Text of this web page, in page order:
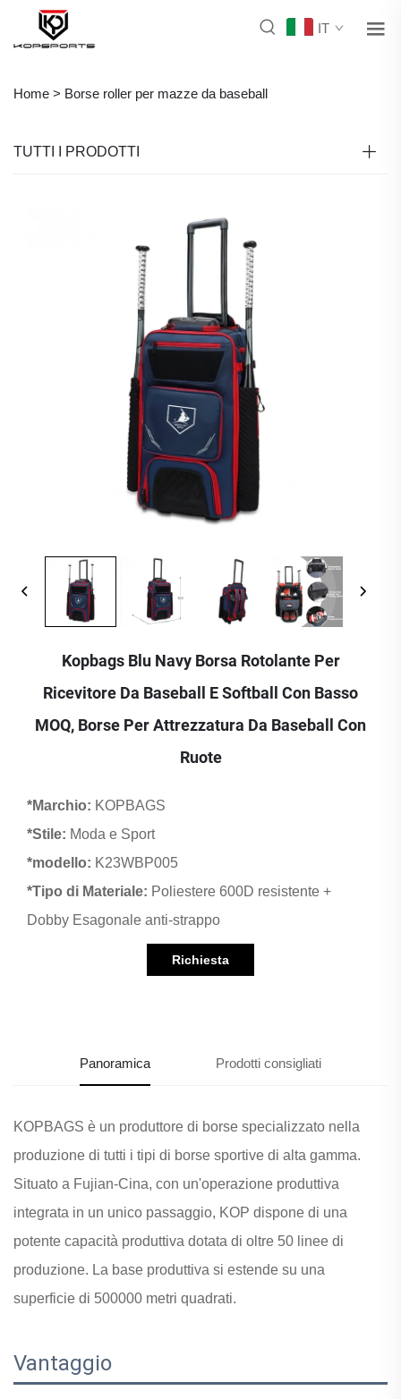
IT
Home > Borse roller per mazze da baseball
TUTTI I PRODOTTI
Kopbags Blu Navy Borsa Rotolante Per
Ricevitore Da Baseball E Softball Con Basso
MOQ, Borse Per Attrezzatura Da Baseball Con
Ruote
*Marchio: KOPBAGS
*Stile: Moda e Sport
*modello: K23WBP005
*Tipo di Materiale: Poliestere 600D resistente +
Dobby Esagonale anti-strappo
Richiesta
Panoramica Prodotti consigliati
KOPBAGS è un produttore di borse specializzato nella
produzione di tutti i tipi di borse sportive di alta gamma.
Situato a Fujian-Cina, con un'operazione produttiva
integrata in un unico passaggio, KOP dispone di una
potente capacità produttiva dotata di oltre 50 linee di
produzione. La base produttiva si estende su una
superficie di 500000 metri quadrati.
Vantaggio